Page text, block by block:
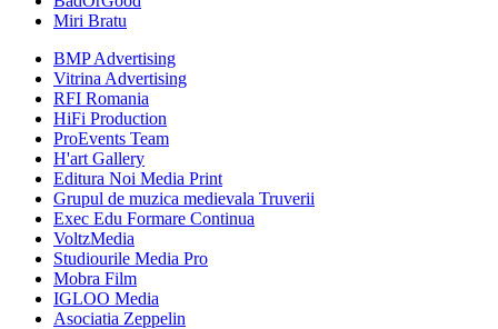
Miri Bratu
BMP Advertising
Vitrina Advertising
RFI Romania
HiFi Production
ProEvents Team
H'art Gallery
Editura Noi Media Print
Grupul de muzica medievala Truverii
Exec Edu Formare Continua
VoltzMedia
Studiourile Media Pro
Mobra Film
IGLOO Media
Asociatia Zeppelin